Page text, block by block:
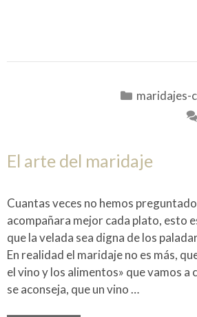
Categorías
maridajes-
El arte del maridaje
Cuantas veces no hemos
acompañara mejor cada plato, esto
que la velada sea digna de los
En realidad el maridaje no es más,
el vino y los alimentos» que vamos a
se aconseja, que un vino …